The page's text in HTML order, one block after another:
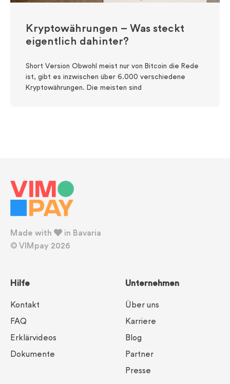
Kryptowährungen – Was steckt
eigentlich dahinter?
Short Version Obwohl meist nur von Bitcoin die Rede
ist, gibt es inzwischen über 6.000 verschiedene
Kryptowährungen. Die meisten sind
Made with
in Bavaria
© VIMpay 2026
Hilfe
Kontakt
FAQ
Erklärvideos
Dokumente
Unternehmen
Über uns
Karriere
Blog
Partner
Presse